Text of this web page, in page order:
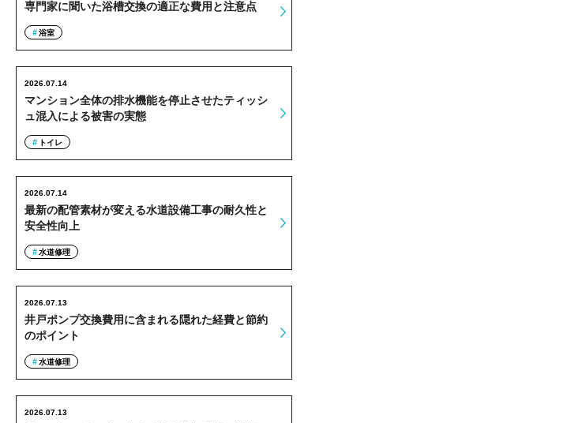
専門家に聞いた浴槽交換の適正な費用と注意点
浴室
マンション全体の排水機能を停止させたティッシ
ュ混入による被害の実態
2026.07.14
トイレ
最新の配管素材が変える水道設備工事の耐久性と
安全性向上
2026.07.14
水道修理
井戸ポンプ交換費用に含まれる隠れた経費と節約
のポイント
2026.07.13
水道修理
2026.07.13